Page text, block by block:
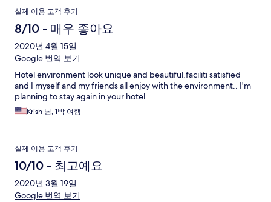
실제 이용 고객 후기
8/10 - 매우 좋아요
2020년 4월 15일
Google 번역 보기
Hotel environment look unique and beautiful.faciliti satisfied
and I myself and my friends all enjoy with the environment.. I'm
planning to stay again in your hotel
Krish 님, 1박 여행
실제 이용 고객 후기
10/10 - 최고예요
2020년 3월 19일
Google 번역 보기